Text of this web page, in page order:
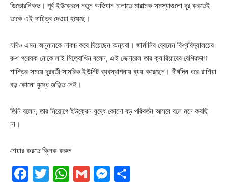
ডিভোরনিকভ। পূর্ব ইউক্রেনে নতুন অভিযান চালাতে মারাত্মক সমস্যাগুলো দূর করতেই
তাকে এই দায়িত্ব দেওয়া হয়েছে।
যদিও এমন অনুমানকে নাকচ করে দিয়েছেন অন্যরা। জার্মানির ব্রেমেন বিশ্ববিদ্যালয়ের
রুশ গবেষক নোকোলাই মিত্রোখিন বলেন, এই জেনারেল তার ক্যারিয়ারের বেশিরভাগ
শান্তির সময়ে দূরবর্তী সামরিক ইউনিট ব্যবস্থাপনায় ব্যয় করেছেন। দীর্ঘদিন ধরে রাশিয়া
বড় কোনো যুদ্ধে জড়িত নেই।
তিনি বলেন, তার নিয়োগে ইউক্রেন যুদ্ধে কোনো বড় পরিবর্তন আসবে বলে মনে করছি
না।
শেয়ার করতে ক্লিক করুন
Facebook
Twitter
WhatsApp
GmailMessenger